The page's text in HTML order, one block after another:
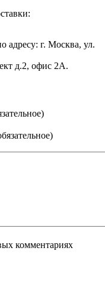
адресу: г. Москва, ул.
д.2, офис 2А.
комментариях